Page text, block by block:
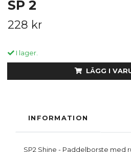
SP 2
228 kr
I lager.
LÄGG I
INFORMATION
SP2 Shine - Paddelborste med